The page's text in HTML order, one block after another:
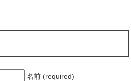
名前 (required)